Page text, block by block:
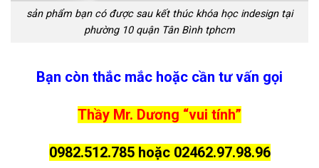
sản phẩm bạn có được sau kết thúc khóa học indesign tại
phường 10 quận Tân Bình tphcm
Bạn còn thắc mắc hoặc cần tư vấn gọi
Thầy Mr. Dương “vui tính”
0982.512.785 hoặc 02462.97.98.96